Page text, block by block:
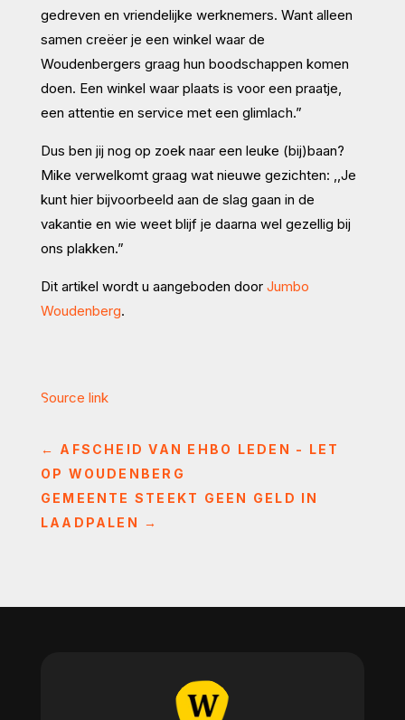
gedreven en vriendelijke werknemers. Want alleen
samen creëer je een winkel waar de
Woudenbergers graag hun boodschappen komen
doen. Een winkel waar plaats is voor een praatje,
een attentie en service met een glimlach.”
Dus ben jij nog op zoek naar een leuke (bij)baan?
Mike verwelkomt graag wat nieuwe gezichten: ,,Je
kunt hier bijvoorbeeld aan de slag gaan in de
vakantie en wie weet blijf je daarna wel gezellig bij
ons plakken.”
Dit artikel wordt u aangeboden door Jumbo
Woudenberg.
Source link
← AFSCHEID VAN EHBO LEDEN - LET
OP WOUDENBERG
GEMEENTE STEEKT GEEN GELD IN
LAADPALEN →